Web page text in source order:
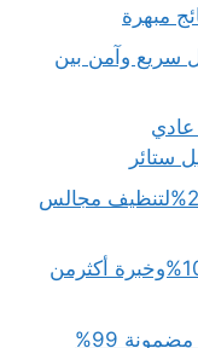
مبهرة
ب15% لنقل سريع وآمن بين
شركة تنظيف استراحات بالرياض بـ23%لتنظيف مجالس
علاج الرطوبة فى الحوائط بضمان 100%وخبرة أكثرمن
قص وتخريم الخرسانة المسلحة نتائج مضمونة 99%